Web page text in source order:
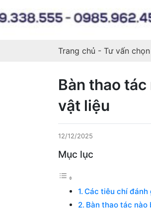
Trang chủ - Tư vấn
Bàn thao
vật liệu
12/12/2025
Mục lục
Các tiêu chí đánh
Bàn thao tác nào